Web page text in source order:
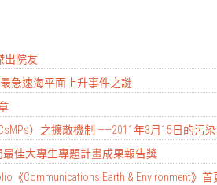
出院友
急速海平面上升事件之謎
）之擴散機制 ——2011年3月15日的污
最佳大專生專題計畫成果報告獎
《Communications Earth & Environment》